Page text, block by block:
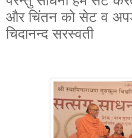
और चिंतन को सेट व
चिदानन्द सरस्वती